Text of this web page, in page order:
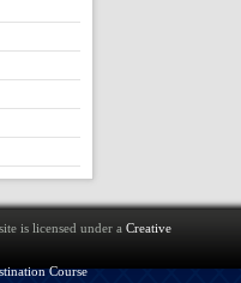
is licensed under a Creative
Course